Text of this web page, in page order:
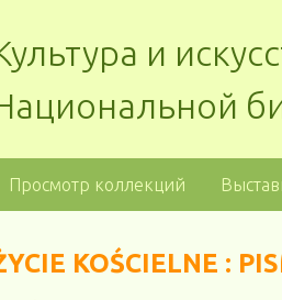
и
Просмотр коллекций
KOŚCIELNE :